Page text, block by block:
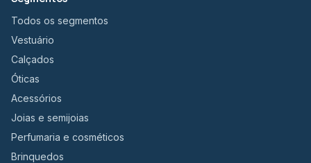
Todos os segmentos
Vestuário
Calçados
Óticas
Acessórios
Joias e semijoias
Perfumaria e cosméticos
Brinquedos